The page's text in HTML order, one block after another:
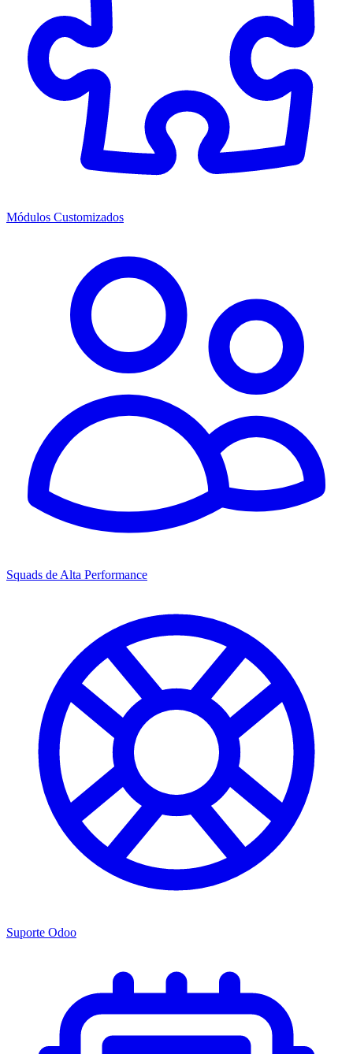
Módulos Customizados
Squads de Alta Performance
Suporte Odoo